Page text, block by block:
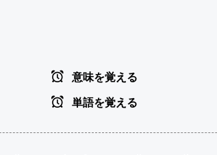
意味を覚える
単語を覚える